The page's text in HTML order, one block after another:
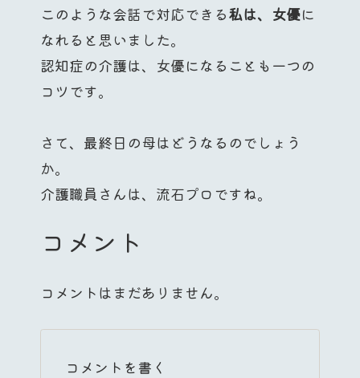
このような会話で対応できる私は、女優に
なれると思いました。
認知症の介護は、女優になることも一つの
コツです。
さて、最終日の母はどうなるのでしょう
か。
介護職員さんは、流石プロですね。
コメント
コメントはまだありません。
コメントを書く